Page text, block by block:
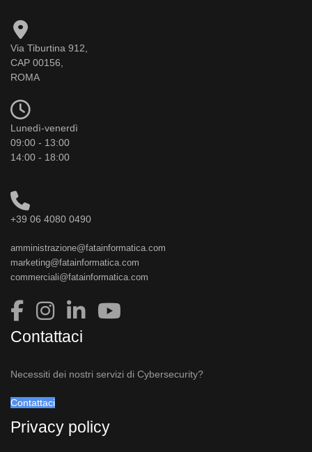
Via Tiburtina 912,
CAP 00156,
ROMA
Lunedì-venerdì
09:00 - 13:00
14:00 - 18:00
+39 06 4080 0490
amministrazione@fatainformatica.com
marketing@fatainformatica.com
commerciali@fatainformatica.com
Contattaci
Necessiti dei nostri servizi di Cybersecurity?
Contattaci
Privacy policy